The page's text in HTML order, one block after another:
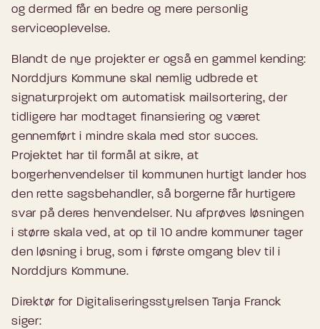
og dermed får en bedre og mere personlig
serviceoplevelse.
Blandt de nye projekter er også en gammel kending:
Norddjurs Kommune skal nemlig udbrede et
signaturprojekt om automatisk mailsortering, der
tidligere har modtaget finansiering og været
gennemført i mindre skala med stor succes.
Projektet har til formål at sikre, at
borgerhenvendelser til kommunen hurtigt lander hos
den rette sagsbehandler, så borgerne får hurtigere
svar på deres henvendelser. Nu afprøves løsningen
i større skala ved, at op til 10 andre kommuner tager
den løsning i brug, som i første omgang blev til i
Norddjurs Kommune.
Direktør for Digitaliseringsstyrelsen Tanja Franck
siger: